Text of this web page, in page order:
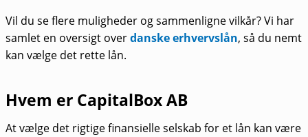
Vil du se flere muligheder og sammenligne vilkår? Vi har
samlet en oversigt overdanske erhvervslån, så du nemt
kan vælge det rette lån.
Hvem er CapitalBox AB
At vælge det rigtige finansielle selskab for et lån kan være